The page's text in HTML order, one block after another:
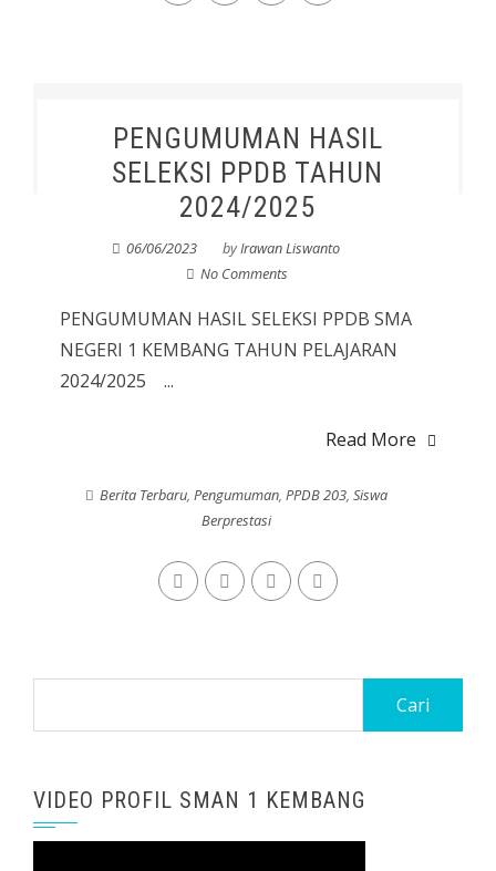
PENGUMUMAN HASIL
SELEKSI PPDB TAHUN
2024/2025
06/06/2023 byIrawan Liswanto
No Comments
PENGUMUMAN HASIL SELEKSI PPDB SMA
NEGERI 1 KEMBANG TAHUN PELAJARAN
2024/2025 ...
Read More
Berita Terbaru,Pengumuman,PPDB 203,Siswa
Berprestasi
VIDEO PROFIL SMAN 1 KEMBANG